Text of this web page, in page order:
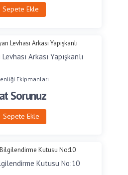
Sepete Ekle
Arkası Yapışkanlı
Ekipmanları
Sorunuz
Sepete Ekle
Kutusu No:10